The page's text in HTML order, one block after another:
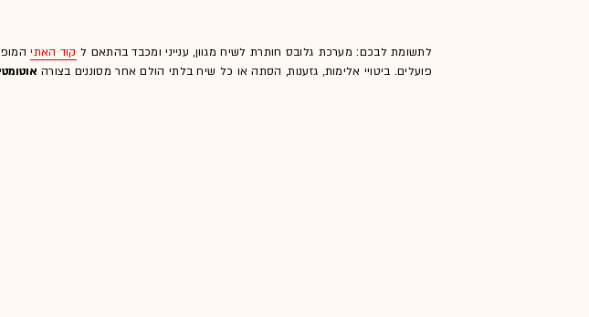
לתשומת לבכם: מערכת גלובס חותרת לשיח מגוון, ענייני ומכבד בהתאם ל קוד האתי
פועלים. ביטויי אלימות, גזענות, הסתה או כל שיח בלתי הולם אחר מסוננים בצורה